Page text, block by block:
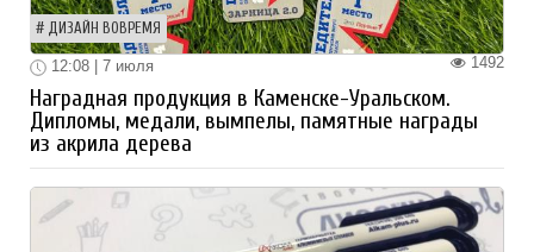
ДИЗАЙН ВОВРЕМЯ
1492
12:08 | 7 июля
Наградная продукция в Каменске-Уральском.
Дипломы, медали, вымпелы, памятные награды
из акрила дерева